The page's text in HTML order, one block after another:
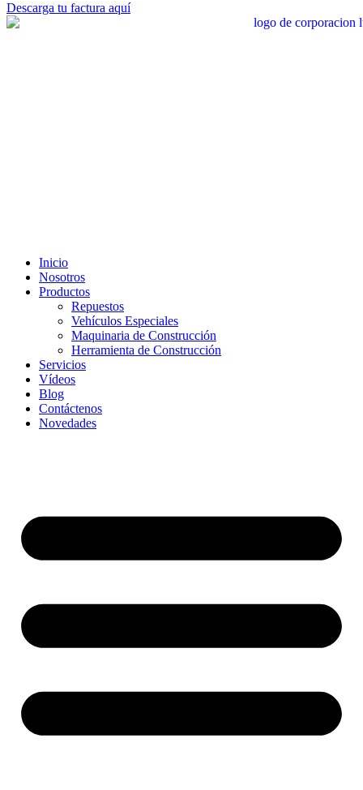
Descarga tu factura aquí
Inicio
Nosotros
Productos
Repuestos
Vehículos Especiales
Maquinaria de Construcción
Herramienta de Construcción
Servicios
Vídeos
Blog
Contáctenos
Novedades